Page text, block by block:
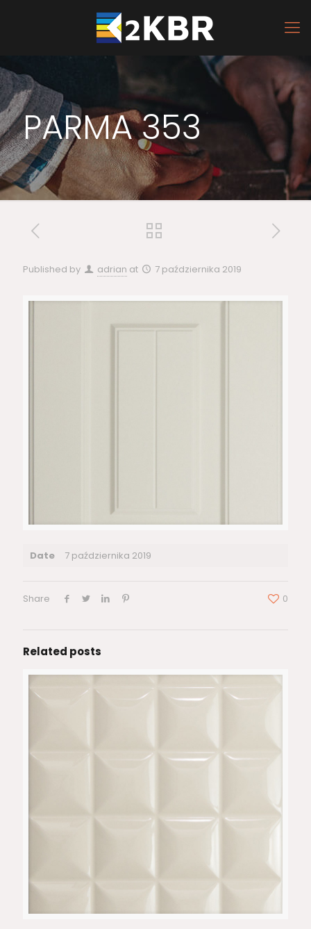
PARMA 353
Published by adrian at 7 października 2019
Date 7 października 2019
Share 0
Related posts